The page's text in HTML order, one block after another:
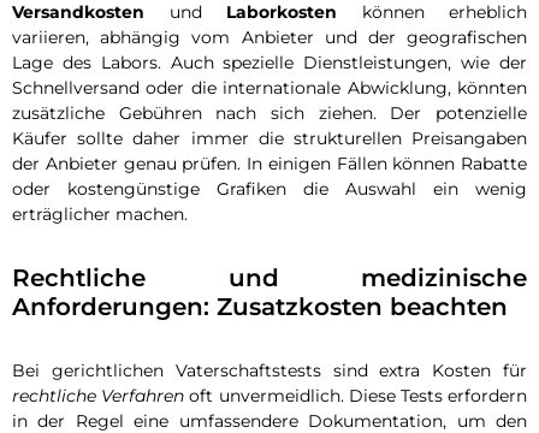
Versandkosten und Laborkosten können erheblich
variieren, abhängig vom Anbieter und der geografischen
Lage des Labors. Auch spezielle Dienstleistungen, wie der
Schnellversand oder die internationale Abwicklung, könnten
zusätzliche Gebühren nach sich ziehen. Der potenzielle
Käufer sollte daher immer die strukturellen Preisangaben
der Anbieter genau prüfen. In einigen Fällen können Rabatte
oder kostengünstige Grafiken die Auswahl ein wenig
erträglicher machen.
Rechtliche und medizinische
Anforderungen: Zusatzkosten beachten
Bei gerichtlichen Vaterschaftstests sind extra Kosten für
rechtliche Verfahren oft unvermeidlich. Diese Tests erfordern
in der Regel eine umfassendere Dokumentation, um den